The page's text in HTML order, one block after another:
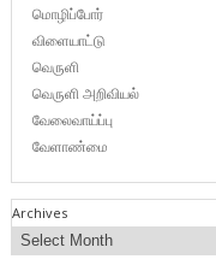
மொழிப்போர்
விளையாட்டு
வெருளி
வெருளி அறிவியல்
வேலைவாய்ப்பு
வேளாண்மை
Archives